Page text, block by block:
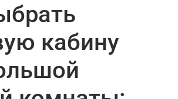
кабину